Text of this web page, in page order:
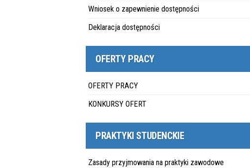
Wniosek o zapewnienie dostępności
Deklaracja dostępności
OFERTY PRACY
OFERTY PRACY
KONKURSY OFERT
PRAKTYKI STUDENCKIE
Zasady przyjmowania na praktyki zawodowe